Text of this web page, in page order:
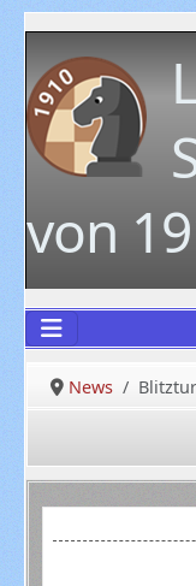
von
News